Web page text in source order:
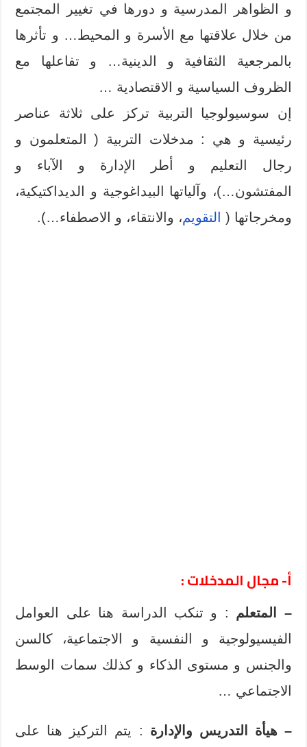
و الظواهر المدرسية و دورها في تغيير المجتمع
من خلال علاقتها مع الأسرة و المحيط… و تأثرها
بالمرجعية الثقافية و الدينية… و تفاعلها مع
الظروف السياسية و الاقتصادية …
إن سوسيولوجيا التربية تركز على ثلاثة عناصر
رئيسية و هي : مدخلات التربية ( المتعلمون و
رجال التعليم و أطر الإدارة و الآباء و
المفتشون…)، وآلياتها البيداغوجية و الديداكتيكية،
ومخرجاتها ( التقويم، والانتقاء، و الاصطفاء…).
أ- مجال المدخلات :
– المتعلم : و تنكب الدراسة هنا على العوامل
الفيسيولوجية و النفسية و الاجتماعية، كالسن
والجنس و مستوى الذكاء و كذلك سمات الوسط
الاجتماعي …
– هيأة التدريس والإدارة : يتم التركيز هنا على